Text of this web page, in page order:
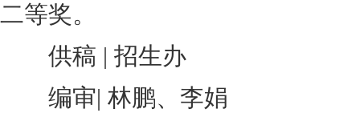
二等奖。
供稿 | 招生办
编审| 林鹏、李娟